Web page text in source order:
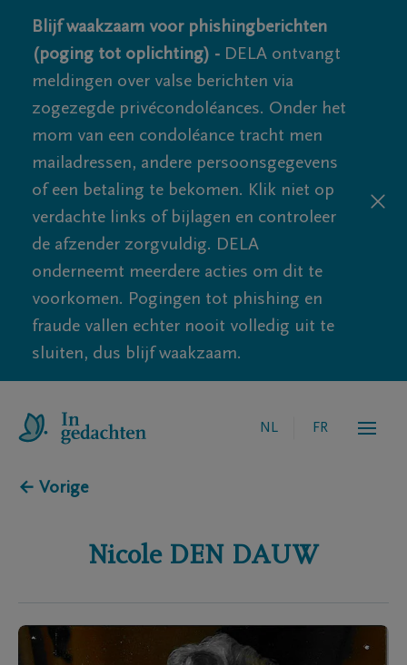
Blijf waakzaam voor phishingberichten
(poging tot oplichting) - DELA ontvangt
meldingen over valse berichten via
zogezegde privécondoléances. Onder het
mom van een condoléance tracht men
mailadressen, andere persoonsgegevens
of een betaling te bekomen. Klik niet op
verdachte links of bijlagen en controleer
de afzender zorgvuldig. DELA
onderneemt meerdere acties om dit te
voorkomen. Pogingen tot phishing en
fraude vallen echter nooit volledig uit te
sluiten, dus blijf waakzaam.
NL FR
← Vorige
Nicole DEN DAUW